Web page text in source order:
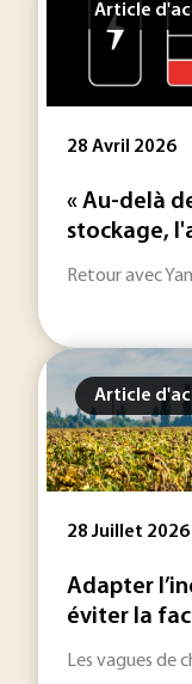
Article
28 Avril 2026
« Au-delà
stockage,
Retour avec
Article
28 Juillet 2026
Adapter
éviter la
Les vagues de